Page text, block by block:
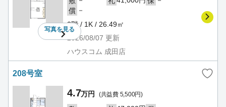
写真を見る
償 －
2階 / 1K / 26.49㎡
2026/08/07 更新
ハウスコム 成田店
208号室
4.7万円 (共益費 5,500円)